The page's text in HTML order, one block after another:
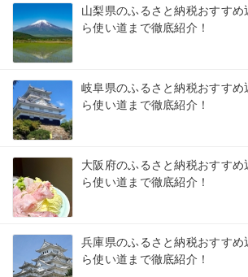
山梨県のふるさと納税おすす
ら使い道まで徹底紹介！
岐阜県のふるさと納税おすす
ら使い道まで徹底紹介！
大阪府のふるさと納税おすす
ら使い道まで徹底紹介！
兵庫県のふるさと納税おすす
ら使い道まで徹底紹介！